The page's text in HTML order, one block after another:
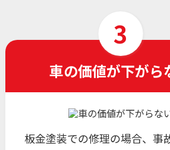
車の価値が下がら
板金塗装での修理の場合、事